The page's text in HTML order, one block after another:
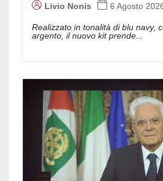
Livio Nonis 6 Agosto
Realizzato in tonalità di blu navy,
argento, il nuovo kit prende...